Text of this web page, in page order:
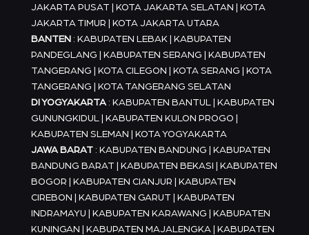
JAKARTA PUSAT | KOTA JAKARTA SELATAN | KOTA
JAKARTA TIMUR | KOTA JAKARTA UTARA
BANTEN: KABUPATEN LEBAK | KABUPATEN
PANDEGLANG | KABUPATEN SERANG | KABUPATEN
TANGERANG | KOTA CILEGON | KOTA SERANG | KOTA
TANGERANG | KOTA TANGERANG SELATAN
DI YOGYAKARTA: KABUPATEN BANTUL | KABUPATEN
GUNUNGKIDUL | KABUPATEN KULON PROGO |
KABUPATEN SLEMAN | KOTA YOGYAKARTA
JAWA BARAT: KABUPATEN BANDUNG | KABUPATEN
BANDUNG BARAT | KABUPATEN BEKASI | KABUPATEN
BOGOR | KABUPATEN CIANJUR | KABUPATEN
CIREBON | KABUPATEN GARUT | KABUPATEN
INDRAMAYU | KABUPATEN KARAWANG | KABUPATEN
KUNINGAN | KABUPATEN MAJALENGKA | KABUPATEN